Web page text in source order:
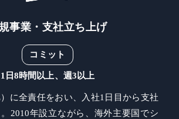
事業・支社立ち上げ
コミット
1日8時間以上、週3以上
に全責任をおい、入社1日目から支社
2010年設立ながら、海外主要国でシ